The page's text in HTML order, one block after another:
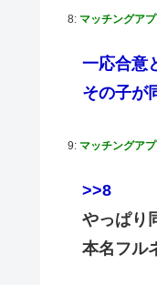
8: マッチングア
一応合意
その子が
9: マッチングア
>>8
やっぱり
本名フル